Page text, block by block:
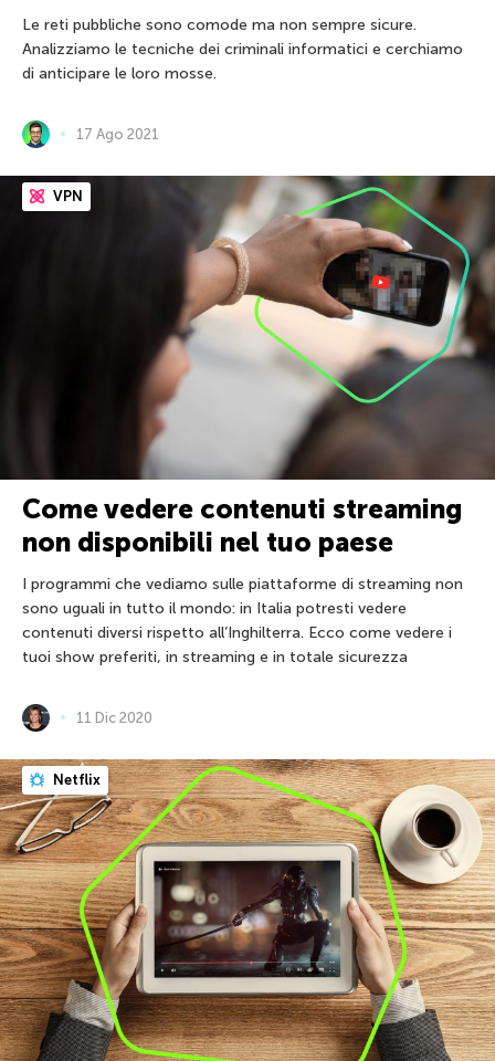
Le reti pubbliche sono comode ma non sempre sicure.
Analizziamo le tecniche dei criminali informatici e cerchiamo
di anticipare le loro mosse.
17 Ago 2021
VPN
Come vedere contenuti streaming
non disponibili nel tuo paese
I programmi che vediamo sulle piattaforme di streaming non
sono uguali in tutto il mondo: in Italia potresti vedere
contenuti diversi rispetto all’Inghilterra. Ecco come vedere i
tuoi show preferiti, in streaming e in totale sicurezza
11 Dic 2020
Netflix